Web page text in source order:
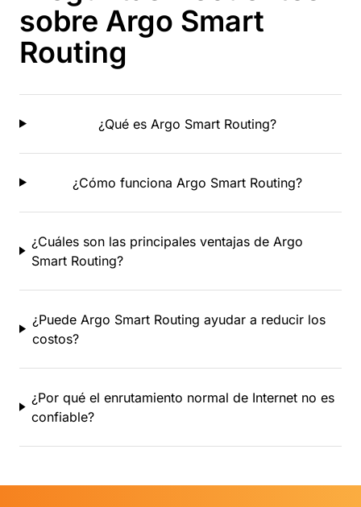
sobre Argo Smart
Routing
¿Qué es Argo Smart Routing?
¿Cómo funciona Argo Smart Routing?
¿Cuáles son las principales ventajas de Argo
Smart Routing?
¿Puede Argo Smart Routing ayudar a reducir los
costos?
¿Por qué el enrutamiento normal de Internet no es
confiable?